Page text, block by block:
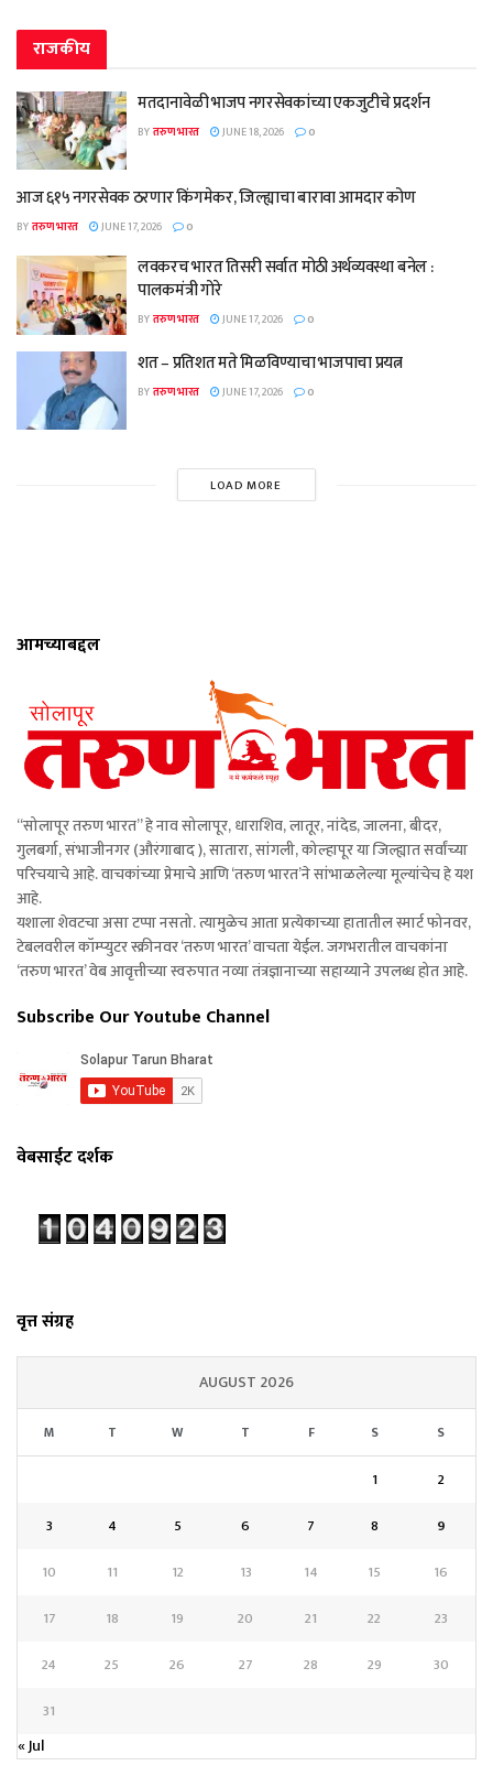
राजकीय
मतदानावेळी भाजप नगरसेवकांच्या एकजुटीचे प्रदर्शन
BYतरुण भारत JUNE 18, 2026 0
आज ६१५ नगरसेवक ठरणार किंगमेकर, जिल्ह्याचा बारावा आमदार कोण
BYतरुण भारत JUNE 17, 2026 0
लवकरच भारत तिसरी सर्वात मोठी अर्थव्यवस्था बनेल :
पालकमंत्री गोरे
BYतरुण भारत JUNE 17, 2026 0
शत – प्रतिशत मते मिळविण्याचा भाजपाचा प्रयत्न
BYतरुण भारत JUNE 17, 2026 0
LOAD MORE
आमच्याबद्दल
“सोलापूर तरुण भारत” हे नाव सोलापूर, धाराशिव, लातूर, नांदेड, जालना, बीदर,
गुलबर्गा, संभाजीनगर (औरंगाबाद ), सातारा, सांगली, कोल्हापूर या जिल्ह्यात सर्वांच्या
परिचयाचे आहे. वाचकांच्या प्रेमाचे आणि ‘तरुण भारत’ने सांभाळलेल्या मूल्यांचेच हे यश
आहे.
यशाला शेवटचा असा टप्पा नसतो. त्यामुळेच आता प्रत्येकाच्या हातातील स्मार्ट फोनवर,
टेबलवरील कॉम्प्युटर स्क्रीनवर ‘तरुण भारत’ वाचता येईल. जगभरातील वाचकांना
‘तरुण भारत’ वेब आवृत्तीच्या स्वरुपात नव्या तंत्रज्ञानाच्या सहाय्याने उपलब्ध होत आहे.
Subscribe Our Youtube Channel
वेबसाईट दर्शक
वृत्त संग्रह
AUGUST 2026
M T W T F S S
1
2
3
4 5 6 7 8
9
10
11 12 13 14 15
16
17
18 19 20 21 22
23
24
25 26 27 28 29
30
31
« Jul